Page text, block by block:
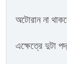
অটোরান না
এক্ষেত্রে দুটা